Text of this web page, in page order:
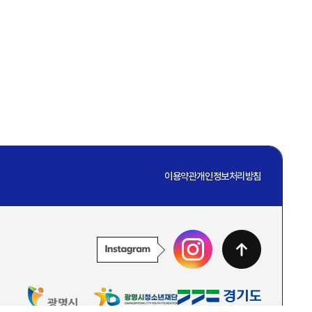
이용약관개인정보처리방침